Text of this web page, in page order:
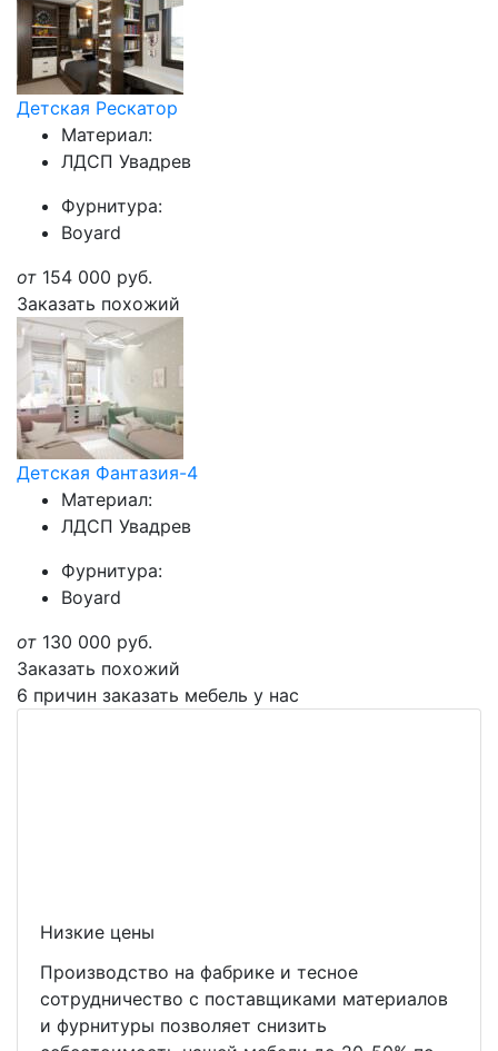
Детская Рескатор
Материал:
ЛДСП Увадрев
Фурнитура:
Boyard
от 154 000 руб.
Заказать похожий
Детская Фантазия-4
Материал:
ЛДСП Увадрев
Фурнитура:
Boyard
от 130 000 руб.
Заказать похожий
6 причин заказать мебель у нас
Низкие цены
Производство на фабрике и тесное
сотрудничество с поставщиками материалов
и фурнитуры позволяет снизить